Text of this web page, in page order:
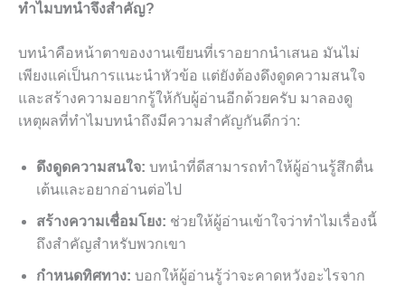
ทำไมบทนำจึงสำคัญ?
บทนำคือหน้าตาของงานเขียนที่เราอยากนำเสนอ มันไม่
เพียงแค่เป็นการแนะนำหัวข้อ แต่ยังต้องดึงดูดความสนใจ
และสร้างความอยากรู้ให้กับผู้อ่านอีกด้วยครับ มาลองดู
เหตุผลที่ทำไมบทนำถึงมีความสำคัญกันดีกว่า:
ดึงดูดความสนใจ: บทนำที่ดีสามารถทำให้ผู้อ่านรู้สึกตื่น
เต้นและอยากอ่านต่อไป
สร้างความเชื่อมโยง: ช่วยให้ผู้อ่านเข้าใจว่าทำไมเรื่องนี้
ถึงสำคัญสำหรับพวกเขา
กำหนดทิศทาง: บอกให้ผู้อ่านรู้ว่าจะคาดหวังอะไรจาก